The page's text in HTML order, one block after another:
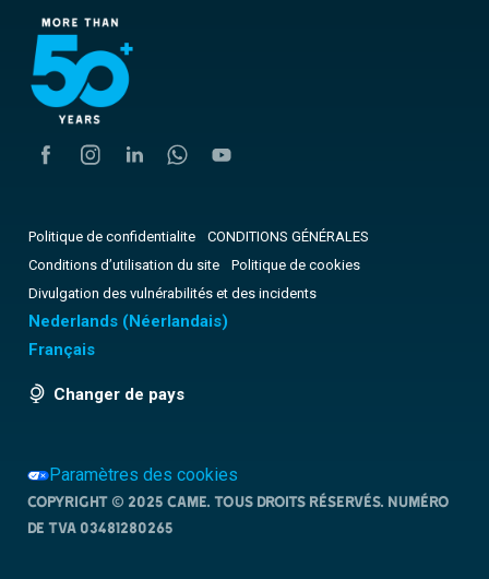
Politique de confidentialite
CONDITIONS GÉNÉRALES
Conditions d’utilisation du site
Politique de cookies
Divulgation des vulnérabilités et des incidents
Nederlands (Néerlandais)
Français
Changer de pays
Paramètres des cookies
Copyright © 2025 CAME. Tous droits réservés. NUMÉRO
DE TVA 03481280265